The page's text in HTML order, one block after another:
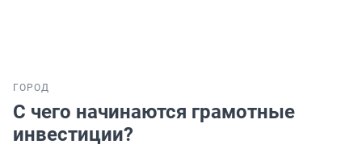
ГОРОД
С чего начинаются грамотные
инвестиции?